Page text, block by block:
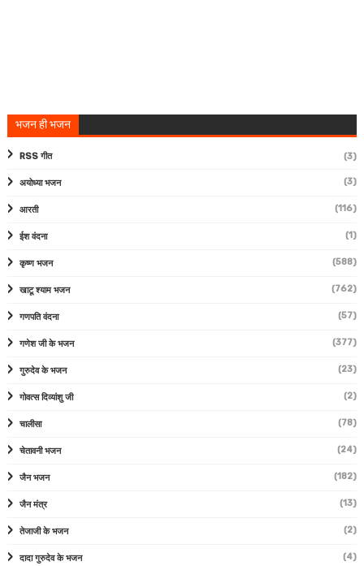
भजन ही भजन
RSS गीत (3)
अयोध्या भजन (3)
आरती (116)
ईश वंदना (1)
कृष्ण भजन (588)
खाटू श्याम भजन (762)
गणपति वंदना (57)
गणेश जी के भजन (377)
गुरुदेव के भजन (23)
गोवत्स दिव्यांशु जी (2)
चालीसा (78)
चेतावनी भजन (24)
जैन भजन (182)
जैन मंत्र (13)
तेजाजी के भजन (2)
दादा गुरुदेव के भजन (4)